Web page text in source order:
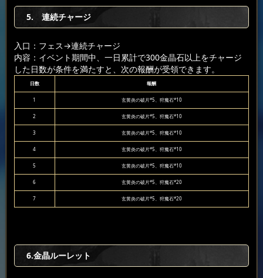
5. 連続チャージ
入口：フェス→連続チャージ
内容：イベント期間中、一日累計で300金晶石以上をチャージ
した日数が条件を満たすと、次の報酬が受領できます。
日数 報酬
1 玄黄炎の破片*5、狩魔石*10
2 玄黄炎の破片*5、狩魔石*10
3 玄黄炎の破片*5、狩魔石*10
4 玄黄炎の破片*5、狩魔石*10
5 玄黄炎の破片*5、狩魔石*10
6 玄黄炎の破片*5、狩魔石*20
7 玄黄炎の破片*5、狩魔石*20
6.金晶ルーレット